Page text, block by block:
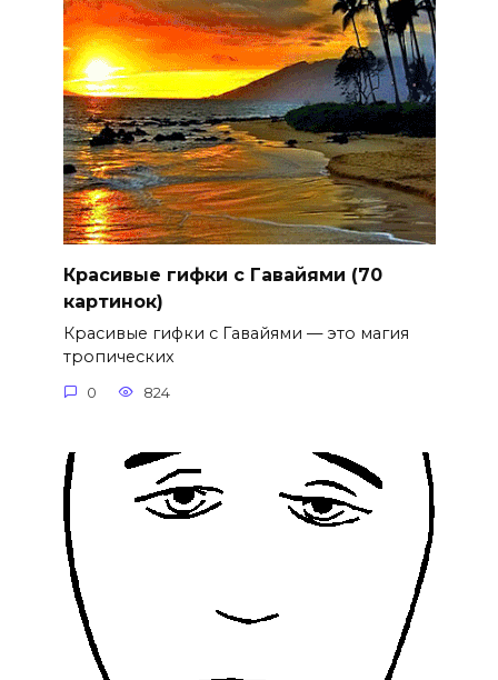
Красивые гифки с Гавайями (70
картинок)
Красивые гифки с Гавайями — это магия
тропических
0 824